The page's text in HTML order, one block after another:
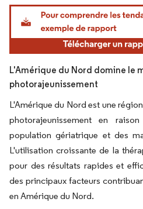
Image © Mordor Intelligence. La
L'Amérique du Nord domine le
photorajeunissement
L'Amérique du Nord est une
photorajeunissement en
population gériatrique et des
L'utilisation croissante de la
pour des résultats rapides et
des principaux facteurs
en Amérique du Nord.